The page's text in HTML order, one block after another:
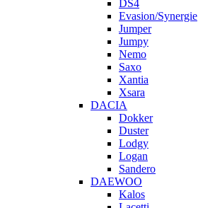
DS4
Evasion/Synergie
Jumper
Jumpy
Nemo
Saxo
Xantia
Xsara
DACIA
Dokker
Duster
Lodgy
Logan
Sandero
DAEWOO
Kalos